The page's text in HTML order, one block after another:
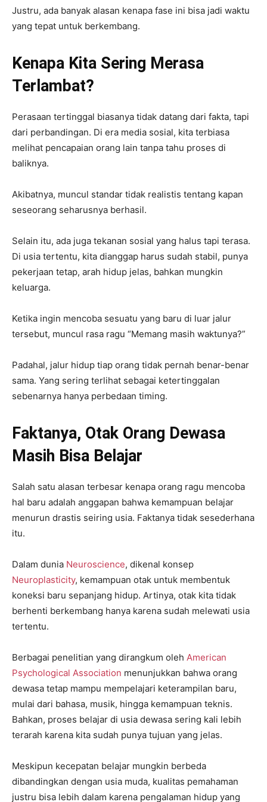
Justru, ada banyak alasan kenapa fase ini bisa jadi waktu
yang tepat untuk berkembang.
Kenapa Kita Sering Merasa
Terlambat?
Perasaan tertinggal biasanya tidak datang dari fakta, tapi
dari perbandingan. Di era media sosial, kita terbiasa
melihat pencapaian orang lain tanpa tahu proses di
baliknya.
Akibatnya, muncul standar tidak realistis tentang kapan
seseorang seharusnya berhasil.
Selain itu, ada juga tekanan sosial yang halus tapi terasa.
Di usia tertentu, kita dianggap harus sudah stabil, punya
pekerjaan tetap, arah hidup jelas, bahkan mungkin
keluarga.
Ketika ingin mencoba sesuatu yang baru di luar jalur
tersebut, muncul rasa ragu “Memang masih waktunya?”
Padahal, jalur hidup tiap orang tidak pernah benar-benar
sama. Yang sering terlihat sebagai ketertinggalan
sebenarnya hanya perbedaan timing.
Faktanya, Otak Orang Dewasa
Masih Bisa Belajar
Salah satu alasan terbesar kenapa orang ragu mencoba
hal baru adalah anggapan bahwa kemampuan belajar
menurun drastis seiring usia. Faktanya tidak sesederhana
itu.
Dalam dunia Neuroscience, dikenal konsep
Neuroplasticity, kemampuan otak untuk membentuk
koneksi baru sepanjang hidup. Artinya, otak kita tidak
berhenti berkembang hanya karena sudah melewati usia
tertentu.
Berbagai penelitian yang dirangkum oleh American
Psychological Association menunjukkan bahwa orang
dewasa tetap mampu mempelajari keterampilan baru,
mulai dari bahasa, musik, hingga kemampuan teknis.
Bahkan, proses belajar di usia dewasa sering kali lebih
terarah karena kita sudah punya tujuan yang jelas.
Meskipun kecepatan belajar mungkin berbeda
dibandingkan dengan usia muda, kualitas pemahaman
justru bisa lebih dalam karena pengalaman hidup yang